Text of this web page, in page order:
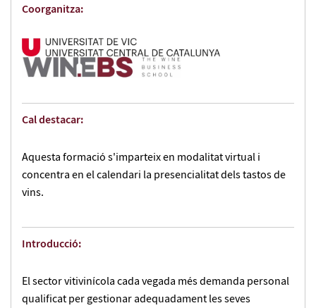
Coorganitza:
Cal destacar:
Aquesta formació s'imparteix en modalitat virtual i
concentra en el calendari la presencialitat dels tastos de
vins.
Introducció:
El sector vitivinícola cada vegada més demanda personal
qualificat per gestionar adequadament les seves